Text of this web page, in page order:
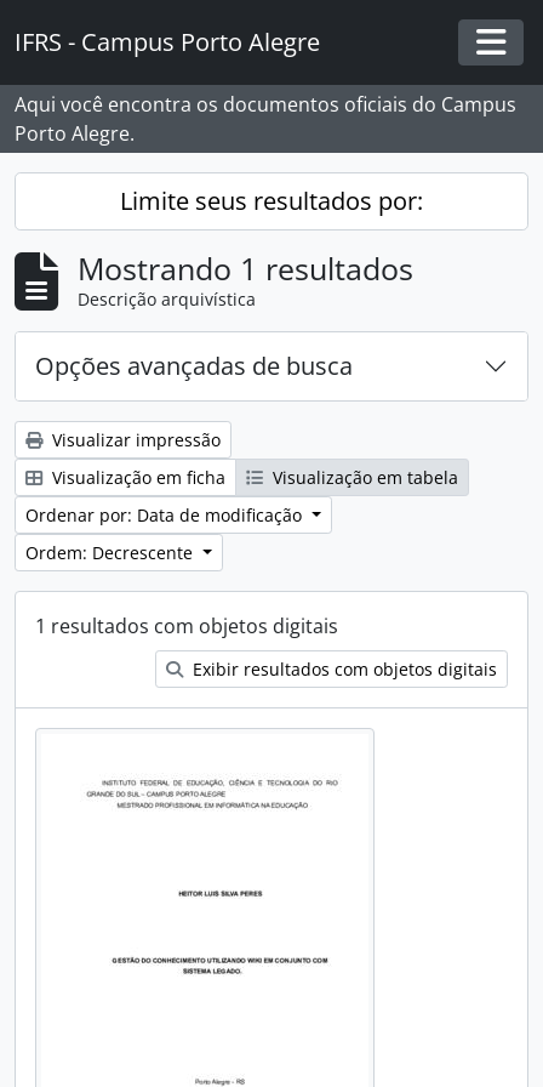
IFRS - Campus Porto Alegre
Aqui você encontra os documentos oficiais do Campus
Porto Alegre.
Limite seus resultados por:
Mostrando 1 resultados
Descrição arquivística
Opções avançadas de busca
Visualizar impressão
Visualização em ficha
Visualização em tabela
Ordenar por: Data de modificação
Ordem: Decrescente
1 resultados com objetos digitais
Exibir resultados com objetos digitais